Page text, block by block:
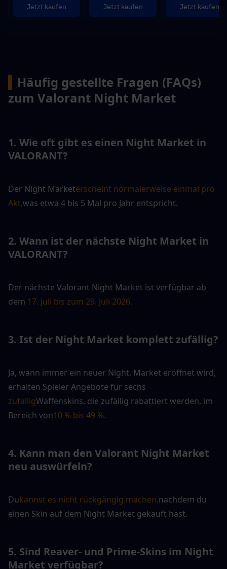
Jetzt kaufen Jetzt kaufen Jetzt kaufen
Häufig gestellte Fragen (FAQs)
zum Valorant Night Market
1. Wie oft gibt es einen Night Market in
VALORANT?
Der Night Marketerscheint normalerweise einmal pro
Akt,was etwa 4 bis 5 Mal pro Jahr entspricht.
2. Wann ist der nächste Night Market in
VALORANT?
Der nächste Valorant Night Market ist verfügbar ab
dem 17. Juli bis zum 29. Juli 2026.
3. Ist der Night Market komplett zufällig?
Ja, wann immer ein neuer Night. Market eröffnet wird,
zufälligWaffenskins, die zufällig rabattiert werden, im
Bereich von10 % bis 49 %.
4. Kann man den Valorant Night Market
neu auswürfeln?
Dukannst es nicht rückgängig machen,nachdem du
einen Skin auf dem Night Market gekauft hast.
5. Sind Reaver- und Prime-Skins im Night
Market verfügbar?